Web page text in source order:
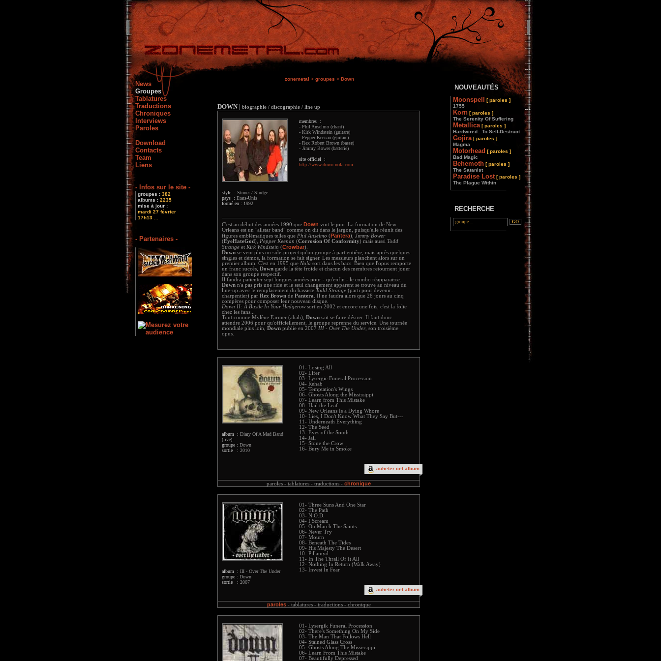
News
Groupes
Tablatures
Traductions
Chroniques
Interviews
Paroles
Download
Contacts
Team
Liens
- Infos sur le site -
groupes : 382
albums : 2235
mise à jour :
mardi 27 février
17h13 ...
- Partenaires -
zonemetal > groupes > Down
DOWN | biographie / discographie / line up
style : Stoner / Sludge
pays : Etats-Unis
formé en : 1992
membres :
- Phil Anselmo (chant)
- Kirk Windstein (guitare)
- Pepper Keenan (guitare)
- Rex Robert Brown (basse)
- Jimmy Bower (batterie)
site officiel :
http://www.down-nola.com
C'est au début des années 1990 que Down voit le jour. La formation de New
Orleans est un "allstar band" comme on dit dans le jargon, puisqu'elle réunit des
figures emblématiques telles que Phil Anselmo (Pantera), Jimmy Bower
(EyeHateGod), Pepper Keenan (Corrosion Of Conformity) mais aussi Todd
Strange et Kirk Windstein (Crowbar).
Down se veut plus un side-project qu'un groupe à part entière, mais après quelques
singles et démos, la formation se fait signer. Les messieurs planchent alors sur un
premier album. C'est en 1995 que Nola sort dans les bacs. Bien que l'opus remporte
un franc succès, Down garde la tête froide et chacun des membres retournent jouer
dans son groupe respectif.
Il faudra patienter sept longues années pour - qu'enfin - le combo réapparaisse.
Down n'a pas pris une ride et le seul changement apparent se trouve au niveau du
line-up avec le remplacement du bassiste Todd Strange (parti pour devenir...
charpentier) par Rex Brown de Pantera . Il ne faudra alors que 28 jours au cinq
compères pour composer leur nouveau disque.
Down II: A Bustle In Your Hedgerow sort en 2002 et encore une fois, c'est la folie
chez les fans...
Tout comme Mylène Farmer (ahah), Down sait se faire désirer. Il faut donc
attendre 2006 pour qu'officiellement, le groupe reprenne du service. Une tournée
mondiale plus loin, Down publie en 2007 III - Over The Under, son troisième
opus.
acheter cet album
album : Diary Of A Mad Band
(live)
groupe : Down
sortie : 2010
01- Losing All
02- Lifer
03- Lysergic Funeral Procession
04- Rehab
05- Temptation's Wings
06- Ghosts Along the Mississippi
07- Learn from This Mistake
08- Hail the Leaf
09- New Orleans Is a Dying Whore
10- Lies, I Don't Know What They Say But---
11- Underneath Everything
12- The Seed
13- Eyes of the South
14- Jail
15- Stone the Crow
16- Bury Me in Smoke
paroles - tablatures - traductions - chronique
acheter cet album
album : III - Over The Under
groupe : Down
sortie : 2007
01- Three Suns And One Star
02- The Path
03- N.O.D.
04- I Scream
05- On March The Saints
06- Never Try
07- Mourn
08- Beneath The Tides
09- His Majesty The Desert
10- Pillamyd
11- In The Thrall Of It All
12- Nothing In Return (Walk Away)
13- Invest In Fear
paroles- tablatures - traductions - chronique
01- Lysergik Funeral Procession
02- There's Something On My Side
03- The Man That Follows Hell
04- Stained Glass Cross
05- Ghosts Along The Mississippi
06- Learn From This Mistake
07- Beautifully Depressed
NOUVEAUTÉS
Moonspell
[ paroles ]
1755
Korn [ paroles ]
The Serenity Of Suffering
Metallica [ paroles ]
Hardwired...To Self-Destruct
Gojira [ paroles ]
Magma
Motorhead [ paroles ]
Bad Magic
Behemoth [ paroles ]
The Satanist
Paradise Lost [ paroles ]
The Plague Within
________________
RECHERCHE
________________